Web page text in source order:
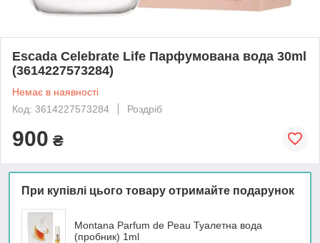
Escada Celebrate Life Парфумована вода 30ml
(3614227573284)
Немає в наявності
Код: 3614227573284
Роздріб
900 ₴
При купівлі цього товару отримайте подарунок
Montana Parfum de Peau Туалетна вода
(пробник) 1ml